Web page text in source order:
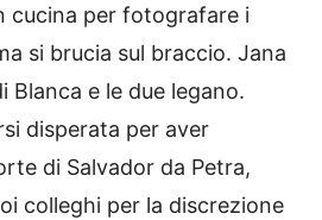
cucina per fotografare i
si brucia sul braccio. Jana
Blanca e le due legano.
disperata per aver
di Salvador da Petra,
colleghi per la discrezione